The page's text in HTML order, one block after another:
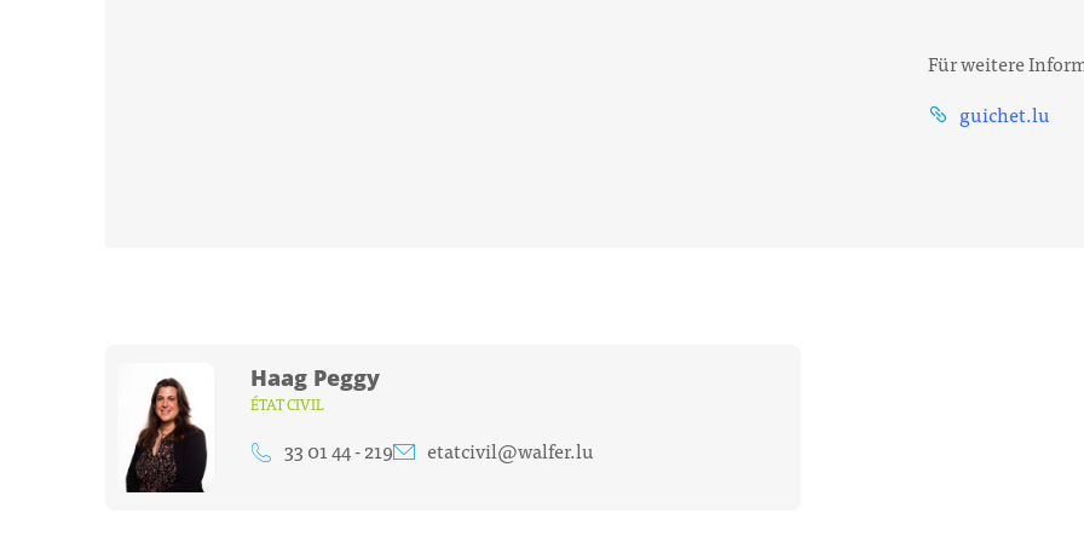
Für weitere
guichet.lu
Haag Peggy
ÉTAT CIVIL
33 01 44 - 219 etatcivil@walfer.lu